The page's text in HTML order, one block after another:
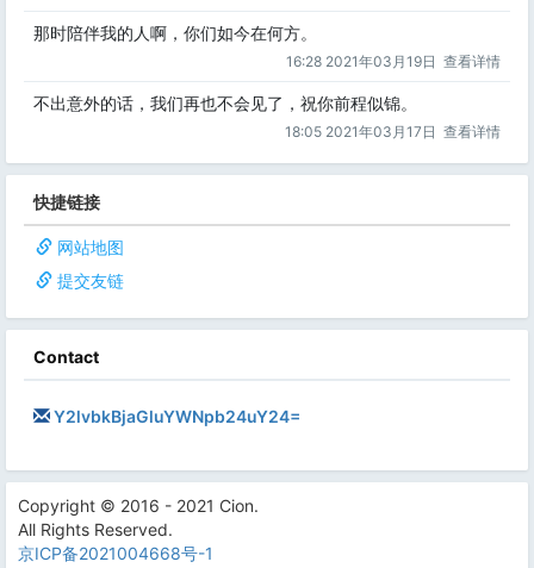
那时陪伴我的人啊，你们如今在何方。
16:28 2021年03月19日 查看详情
不出意外的话，我们再也不会见了，祝你前程似锦。
18:05 2021年03月17日 查看详情
快捷链接
网站地图
提交友链
Contact
Y2lvbkBjaGluYWNpb24uY24=
Copyright © 2016 - 2021 Cion.
All Rights Reserved.
京ICP备2021004668号-1